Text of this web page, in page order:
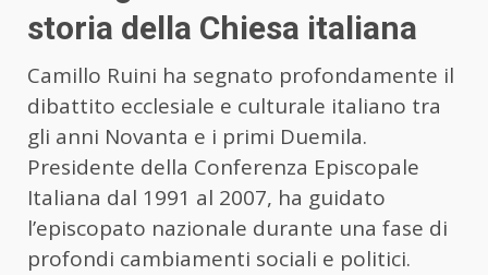
storia della Chiesa italiana
Camillo Ruini ha segnato profondamente il
dibattito ecclesiale e culturale italiano tra
gli anni Novanta e i primi Duemila.
Presidente della Conferenza Episcopale
Italiana dal 1991 al 2007, ha guidato
l’episcopato nazionale durante una fase di
profondi cambiamenti sociali e politici.